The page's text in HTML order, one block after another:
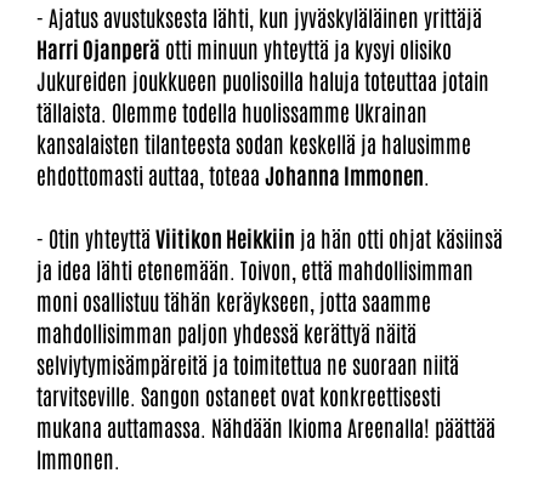
- Ajatus avustuksesta lähti, kun jyväskyläläinen yrittäjä
Harri Ojanperä otti minuun yhteyttä ja kysyi olisiko
Jukureiden joukkueen puolisoilla haluja toteuttaa jotain
tällaista. Olemme todella huolissamme Ukrainan
kansalaisten tilanteesta sodan keskellä ja halusimme
ehdottomasti auttaa, toteaa Johanna Immonen
- Otin yhteyttäViitikon Heikkiin ja hän otti ohjat käsiinsä
ja idea lähti etenemään. Toivon, että mahdollisimman
moni osallistuu tähän keräykseen, jotta saamme
mahdollisimman paljon yhdessä kerättyä näitä
selviytymisämpäreitä ja toimitettua ne suoraan niitä
tarvitseville. Sangon ostaneet ovat konkreettisesti
mukana auttamassa. Nähdään Ikioma Areenalla! päättää
Immonen.